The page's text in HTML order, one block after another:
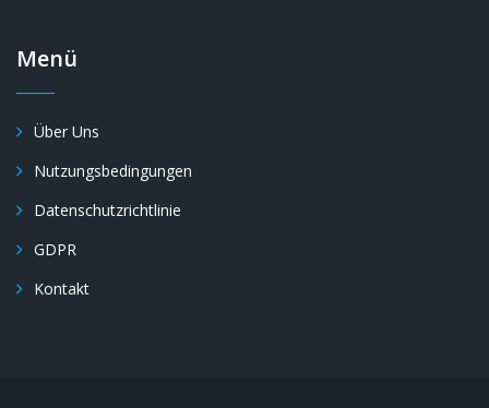
Menü
Über Uns
Nutzungsbedingungen
Datenschutzrichtlinie
GDPR
Kontakt